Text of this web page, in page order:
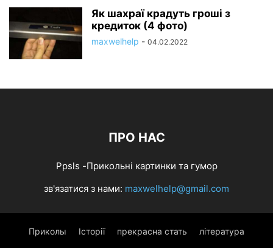
Як шахраї крадуть гроші з
кредиток (4 фото)
maxwelhelp - 04.02.2022
ПРО НАС
Ppsls -Прикольні картинки та гумор
зв'язатися з нами: maxwelhelp@gmail.com
Приколы Історії прекрасна стать література